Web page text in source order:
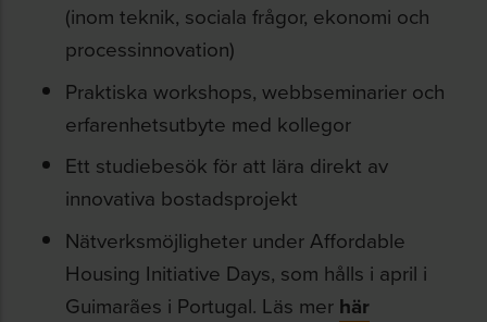
(inom teknik, sociala frågor, ekonomi och
processinnovation)
Praktiska workshops, webbseminarier och
erfarenhetsutbyte med kollegor
Ett studiebesök för att lära direkt av
innovativa bostadsprojekt
Nätverksmöjligheter under Affordable
Housing Initiative Days, som hålls i april i
Guimarães i Portugal. Läs mer här